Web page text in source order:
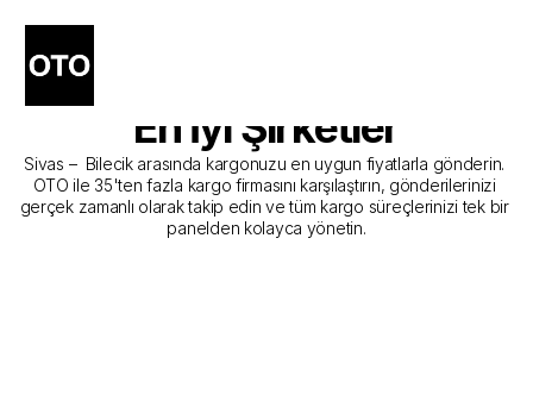
Sivas - Bilecik Kargo
Gönderim Hizmeti Sunan
En İyi Şirketler
Sivas –  Bilecik arasında kargonuzu en uygun fiyatlarla gönderin.
OTO ile 35'ten fazla kargo firmasını karşılaştırın, gönderilerinizi
gerçek zamanlı olarak takip edin ve tüm kargo süreçlerinizi tek bir
panelden kolayca yönetin.